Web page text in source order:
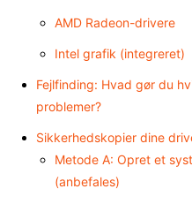
AMD Radeon-drivere
Intel grafik (integreret)
Fejlfinding: Hvad gør du
problemer?
Sikkerhedskopier dine
Metode A: Opret et
(anbefales)